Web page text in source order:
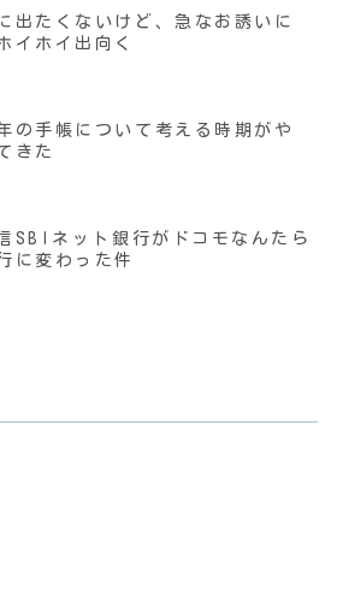
出たくないけど、急なお誘いに
イホイ出向く
の手帳について考える時期がや
きた
SBIネット銀行がドコモなんたら
に変わった件